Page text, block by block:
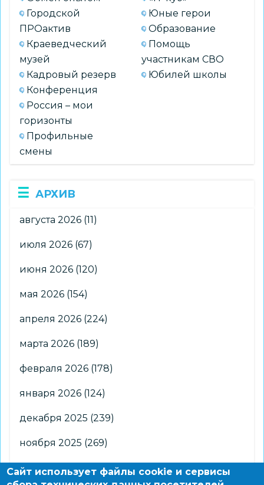
Городской
ПРОактив
Краеведческий
музей
Кадровый резерв
Конференция
Россия – мои
горизонты
Профильные
смены
Юные герои
Образование
Помощь
участникам СВО
Юбилей школы
АРХИВ
августа 2026 (11)
июля 2026 (67)
июня 2026 (120)
мая 2026 (154)
апреля 2026 (224)
марта 2026 (189)
февраля 2026 (178)
января 2026 (124)
декабря 2025 (239)
ноября 2025 (269)
октября 2025(266)
Сайт использует файлы cookie и сервисы